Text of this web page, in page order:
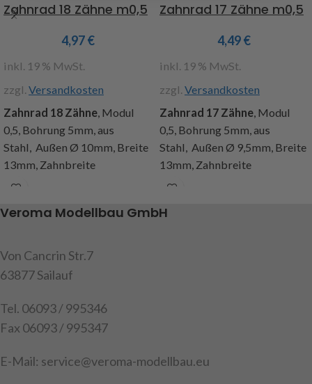
Zahnrad 18 Zähne m0,5
4,97€
inkl. 19 % MwSt.
zzgl. Versandkosten
Zahnrad 18 Zähne, Modul
0,5, Bohrung 5mm, aus
Stahl, Außen Ø 10mm, Breite
13mm, Zahnbreite
5mm, Naben Ø 10mm
Art.Nr. 213950
Zahnrad 17 Zähne m0,5
4,49€
inkl. 19 % MwSt.
zzgl. Versandkosten
Zahnrad 17 Zähne, Modul
0,5, Bohrung 5mm, aus
Stahl, Außen Ø 9,5mm, Breite
13mm, Zahnbreite
5mm, Naben Ø 10mm
Art.Nr. 213942
Veroma Modellbau GmbH
Von Cancrin Str.7
63877 Sailauf
Tel. 06093 / 995346
Fax 06093 / 995347
E-Mail: service@veroma-modellbau.eu